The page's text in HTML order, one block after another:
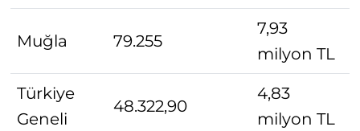
Muğla 79.255
7,93
milyon TL
Türkiye
Geneli
48.322,90
4,83
milyon TL